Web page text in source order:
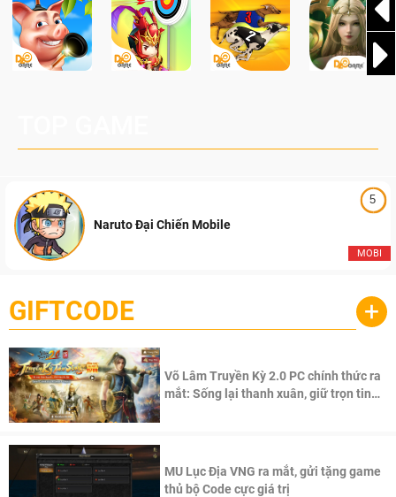
5
MOBI
Naruto Đại Chiến Mobile
GIFTCODE +
Võ Lâm Truyền Kỳ 2.0 PC chính thức ra
mắt: Sống lại thanh xuân, giữ trọn tinh
MU Lục Địa VNG ra mắt, gửi tặng game
thủ bộ Code cực giá trị